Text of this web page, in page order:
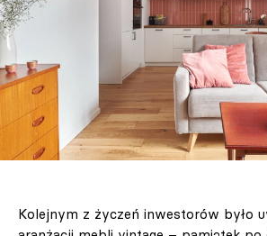
Kolejnym z życzeń inwestorów było